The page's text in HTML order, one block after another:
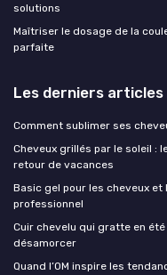
solutions
Maîtriser le dosage de la
parfaite
Les derniers articles
Comment sublimer ses
Cheveux grillés par le soleil :
retour de vacances
Basic gel pour les cheveux et
professionnel
Cuir chevelu qui gratte en
désamorcer
Quand l’OM inspire les